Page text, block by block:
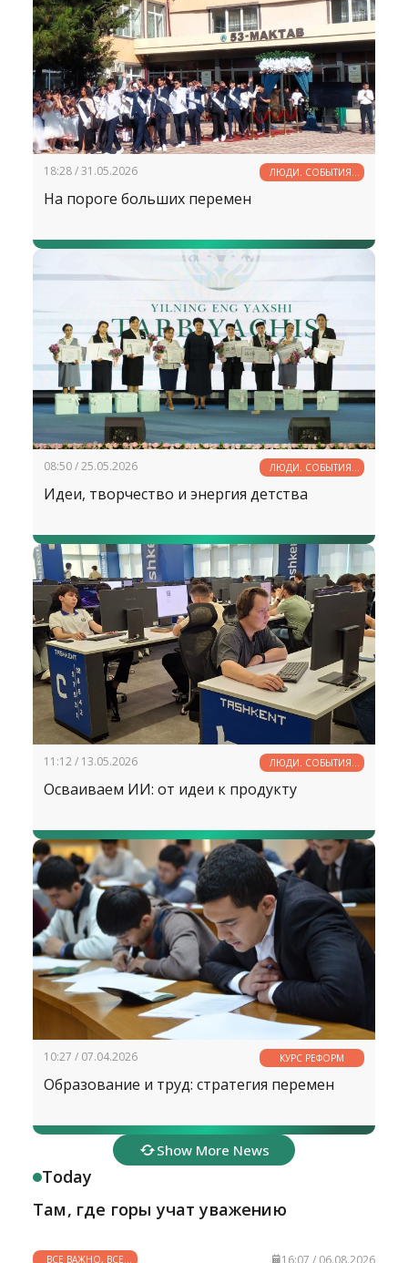
18:28 / 31.05.2026
ЛЮДИ. СОБЫТИЯ.
ФАКТЫ
На пороге больших перемен
08:50 / 25.05.2026
ЛЮДИ. СОБЫТИЯ.
ФАКТЫ
Идеи, творчество и энергия детства
11:12 / 13.05.2026
ЛЮДИ. СОБЫТИЯ.
ФАКТЫ
Осваиваем ИИ: от идеи к продукту
10:27 / 07.04.2026 КУРС РЕФОРМ
Образование и труд: стратегия перемен
Show More News
Today
Там, где горы учат уважению
ВСЕ ВАЖНО, ВСЕ 16:07 / 06.08.2026